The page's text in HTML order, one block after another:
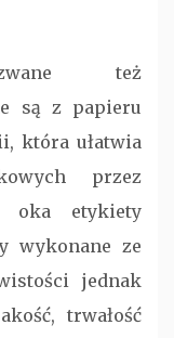
też
są z papieru
która ułatwia
przez
oka etykiety
wykonane ze
jednak
trwałość